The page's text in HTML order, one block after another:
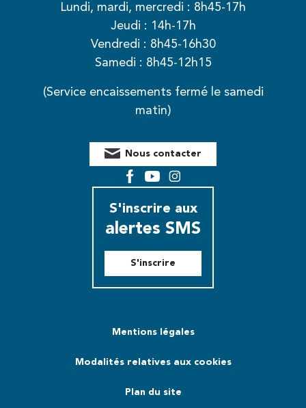
Lundi, mardi, mercredi : 8h45-17h
Jeudi : 14h-17h
Vendredi : 8h45-16h30
Samedi : 8h45-12h15
(Service encaissements fermé le samedi
matin)
Nous contacter
FacebookYouTubeInstagram
S'inscrire aux
alertes SMS
S'inscrire
Mentions légales
Modalités relatives aux cookies
Plan du site